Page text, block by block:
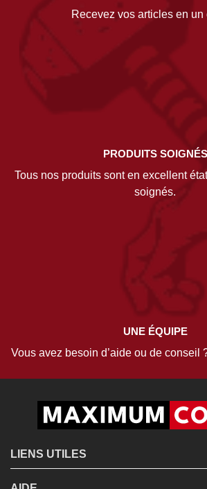
Recevez vos articles en un
PRODUITS SOIGNÉS
Tous nos produits sont en excellent
soignés.
UNE ÉQUIPE
Vous avez besoin d’aide ou de conseil
LIENS UTILES